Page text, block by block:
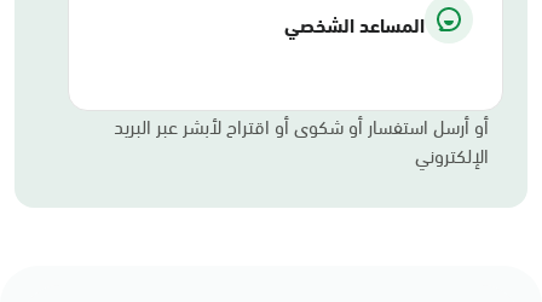
المساعد الشخصي
أو أرسل استفسار أو شكوى أو اقتراح لأبشر عبر البريد
الإلكتروني